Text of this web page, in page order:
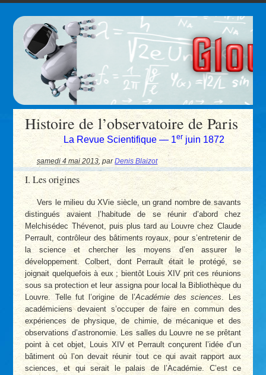
Histoire de l’observatoire de Paris
La Revue Scientifique — 1erjuin 1872
samedi 4 mai 2013,parDenis Blaizot
I. Les origines
Vers le milieu du XVie siècle, un grand nombre de savants
distingués avaient l’habitude de se réunir d’abord chez
Melchisédec Thévenot, puis plus tard au Louvre chez Claude
Perrault, contrôleur des bâtiments royaux, pour s’entretenir de
la science et chercher les moyens d’en assurer le
développement. Colbert, dont Perrault était le protégé, se
joignait quelquefois à eux ; bientôt Louis XIV prit ces réunions
sous sa protection et leur assigna pour local la Bibliothèque du
Louvre. Telle fut l’origine de l’Académie des sciences. Les
académiciens devaient s’occuper de faire en commun des
expériences de physique, de chimie, de mécanique et des
observations d’astronomie. Les salles du Louvre ne se prêtant
point à cet objet, Louis XIV et Perrault conçurent l’idée d’un
bâtiment où l’on devait réunir tout ce qui avait rapport aux
sciences, et qui serait le palais de l’Académie. C’est ce